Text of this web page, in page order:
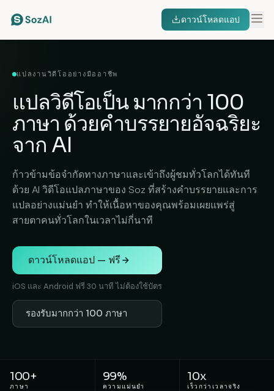
ดาวน์โหลดแอป
แปลงานวิดีโออย่างมืออาชีพ
แปลวิดีโอเป็นมากกว่า 100
ภาษา ด้วยคำบรรยายอัจฉริยะ
จาก AI
ก้าวข้ามข้อจำกัดทางภาษาและเข้าถึงผู้ชมทั่วโลกได้ทันที
ด้วย AI วิดีโอแปลภาษาของ Soz ที่สร้างคำบรรยายและการ
แปลอย่างแม่นยำ ทำให้เนื้อหาของคุณพร้อมเผยแพร่สู่
สายตาคนทั่วโลกในเวลาไม่กี่นาที
ดาวน์โหลดแอป — ฟรี
iOS และ Android ฟรี 30 นาที ไม่ต้องใช้บัตร
รองรับมากกว่า 100 ภาษา
100+
ภาษา
99%
ความแม่นยำ
10x
เร็วกว่าเวลาจริง